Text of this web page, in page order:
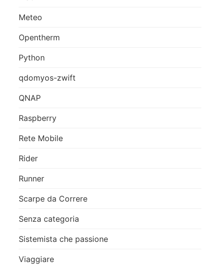
Meteo
Opentherm
Python
qdomyos-zwift
QNAP
Raspberry
Rete Mobile
Rider
Runner
Scarpe da Correre
Senza categoria
Sistemista che passione
Viaggiare